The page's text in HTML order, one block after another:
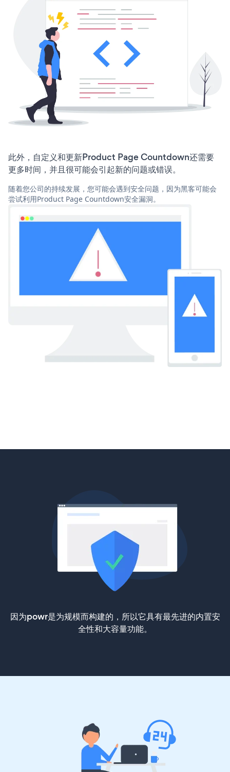
此外，自定义和更新Product Page Countdown还需要
更多时间，并且很可能会引起新的问题或错误。
随着您公司的持续发展，您可能会遇到安全问题，因为黑客可能会
尝试利用Product Page Countdown安全漏洞。
因为powr是为规模而构建的，所以它具有最先进的内置安
全性和大容量功能。